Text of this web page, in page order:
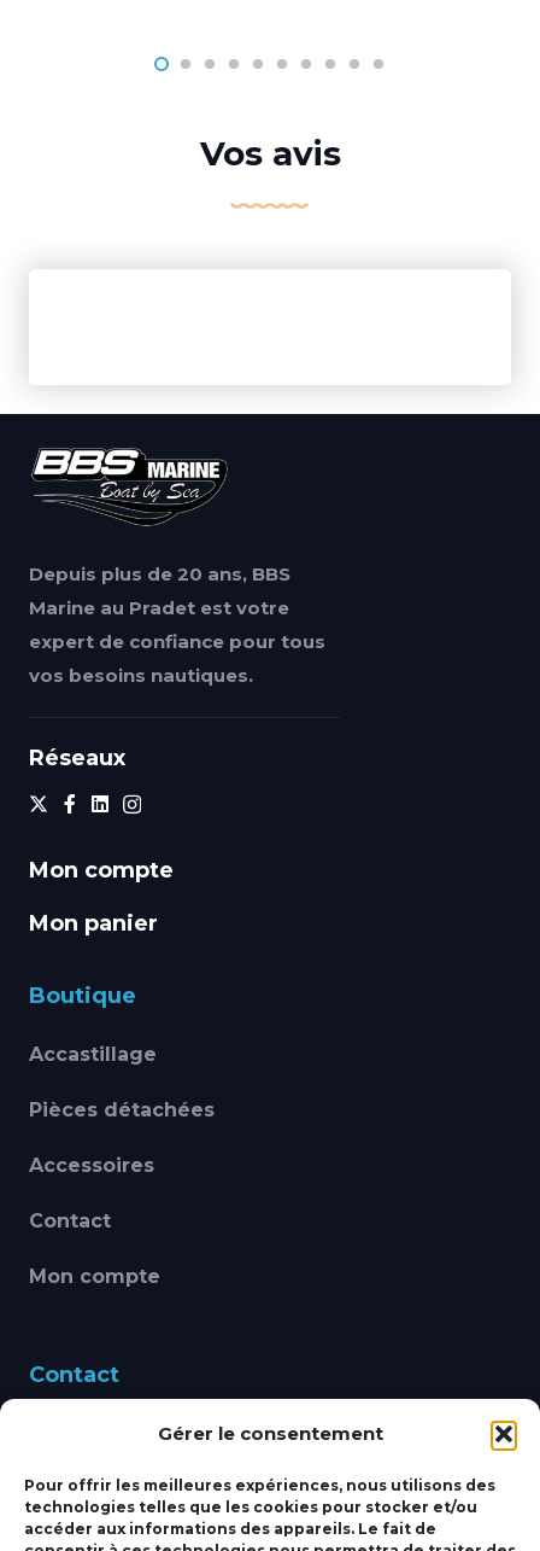
Gérer le consentement
Pour offrir les meilleures expériences, nous utilisons des
technologies telles que les cookies pour stocker et/ou
accéder aux informations des appareils. Le fait de
Vos avis
Depuis plus de 20 ans, BBS
Marine au Pradet est votre
expert de confiance pour tous
vos besoins nautiques.
Réseaux
Mon compte
Mon panier
Boutique
Accastillage
Pièces détachées
Accessoires
Contact
Mon compte
Contact
460 Avenue Alain Le
bbsmarine@bbs-